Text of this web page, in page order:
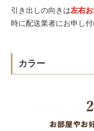
引き出しの向きは左右
時に配送業者にお申し付
カラー